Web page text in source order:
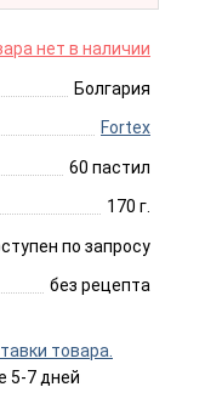
нет в наличии
Болгария
Fortex
60 пастил
170 г.
по запросу
без рецепта
товара.
5-7 дней